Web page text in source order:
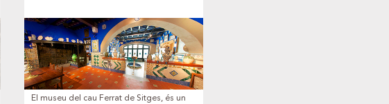
El museu del cau Ferrat de Sitges, és un